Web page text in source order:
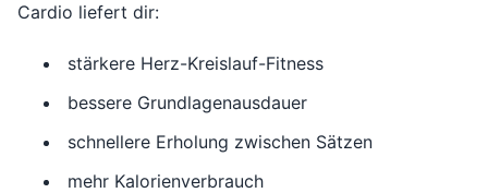
Cardio liefert dir:
stärkere Herz-Kreislauf-Fitness
bessere Grundlagenausdauer
schnellere Erholung zwischen Sätzen
mehr Kalorienverbrauch